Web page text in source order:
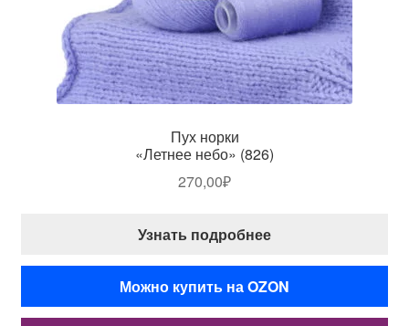
Пух норки
«Летнее небо» (826)
270,00₽
Узнать подробнее
Можно купить на OZON